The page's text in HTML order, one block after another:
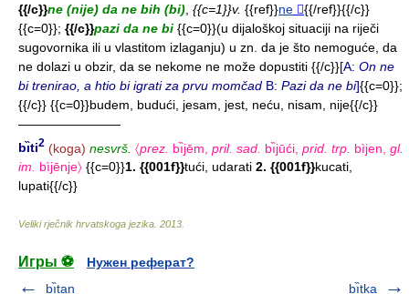
{{/c}}ne (nije) da ne bih (bi) {{c=1}}v. {{ref}}ne ⃞{{/ref}}{{/c}}
{{c=0}}; {{/c}}pazi da ne bi {{c=0}}(u dijaloškoj situaciji na riječi
sugovornika ili u vlastitom izlaganju) u zn. da je što nemoguće, da
ne dolazi u obzir, da se nekome ne može dopustiti {{/c}}[A: On ne
bi trenirao, a htio bi igrati za prvu momčad B: Pazi da ne bi]{{c=0}};
{{/c}} {{c=0}}budem, budući, jesam, jest, neću, nisam, nije{{/c}}
————————
bı̏ti2 (koga) nesvrš. 〈prez. bı̏jēm, pril. sad. bı̏jūći, prid. trp. bìjen, gl.
im. bìjēnje〉 {{c=0}}1. {{001f}}tući, udarati 2. {{001f}}kucati,
lupati{{/c}}
Veliki rječnik hrvatskoga jezika 2013
Игры ⚽
Нужен реферат?
bı̏tan
bı̏tka